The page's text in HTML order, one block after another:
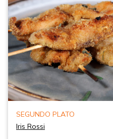
SEGUNDO PLATO
Iris Rossi